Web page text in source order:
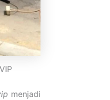
menjadi